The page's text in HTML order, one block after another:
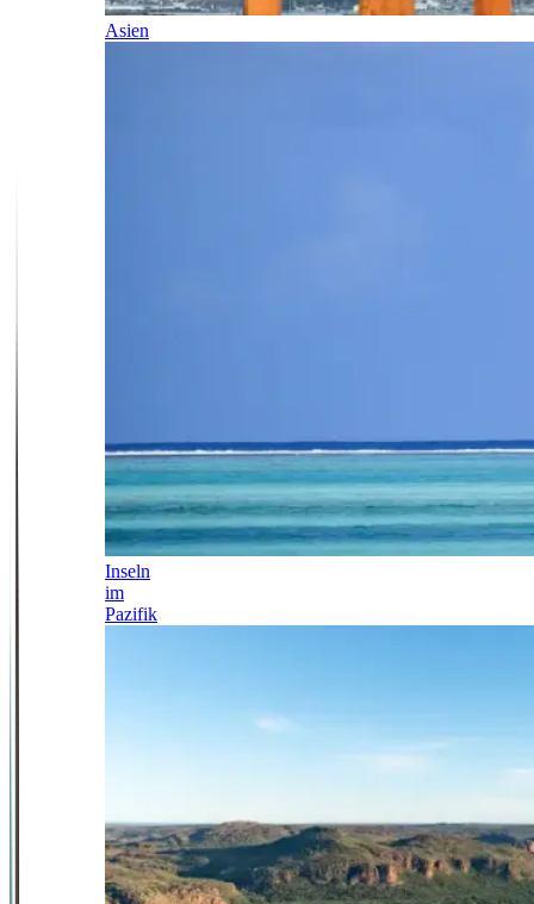
Asien
Inseln
im
Pazifik